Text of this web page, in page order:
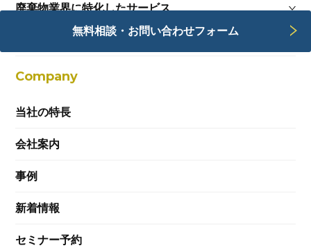
無料相談・お問い合わせフォーム
廃棄物業界に特化したサービス
Webサービス
Company
当社の特長
会社案内
事例
新着情報
セミナー予約